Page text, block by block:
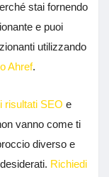
stai fornendo
e puoi
utilizzando
Ahref.
risultati SEO e
vanno come ti
diverso e
Richiedi